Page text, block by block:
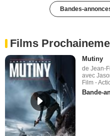
Bandes-
Films
Mutiny
de Jean-
avec
Film -
Bande-